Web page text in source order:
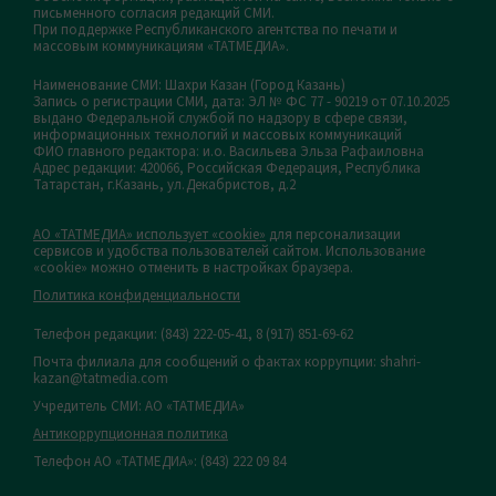
письменного согласия редакций СМИ.
При поддержке Республиканского агентства по печати и
массовым коммуникациям «ТАТМЕДИА».
Наименование СМИ: Шахри Казан (Город Казань)
Запись о регистрации СМИ, дата: ЭЛ № ФС 77 - 90219 от 07.10.2025
выдано Федеральной службой по надзору в сфере связи,
информационных технологий и массовых коммуникаций
ФИО главного редактора: и.о. Васильева Эльза Рафаиловна
Адрес редакции: 420066, Российская Федерация, Республика
Татарстан, г.Казань, ул.Декабристов, д.2
АО «ТАТМЕДИА» использует «cookie» для персонализации
сервисов и удобства пользователей сайтом. Использование
«cookie» можно отменить в настройках браузера.
Политика конфиденциальности
Телефон редакции: (843) 222-05-41, 8 (917) 851-69-62
Почта филиала для сообщений о фактах коррупции: shahri-
kazan@tatmedia.com
Учредитель СМИ: АО «ТАТМЕДИА»
Антикоррупционная политика
Телефон АО «ТАТМЕДИА»: (843) 222 09 84